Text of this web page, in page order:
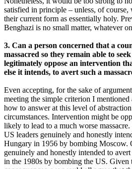
satisfied in principle – unless, of course,
their current form as essentially holy.
Benghazi is no small matter, whatever
3. Can a person concerned that a
massacred so they remain able to
legitimately oppose an intervention
else it intends, to avert such a
Even accepting, for the sake of
meeting the simple criterion I mentioned
how to answer at this level of
circumstances. Intervention might be
likely to lead to a much worse
US leaders genuinely and honestly
Hungary in 1956 by bombing Moscow.
genuinely and honestly intended to
in the 1980s by bombing the US. Given